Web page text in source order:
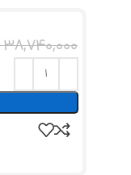
38,740,000